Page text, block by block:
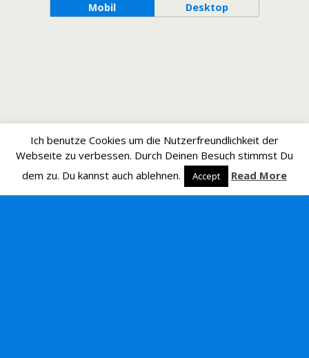
Mobil Desktop
Ich benutze Cookies um die Nutzerfreundlichkeit der
Webseite zu verbessen. Durch Deinen Besuch stimmst Du
dem zu. Du kannst auch ablehnen.
Accept Read More